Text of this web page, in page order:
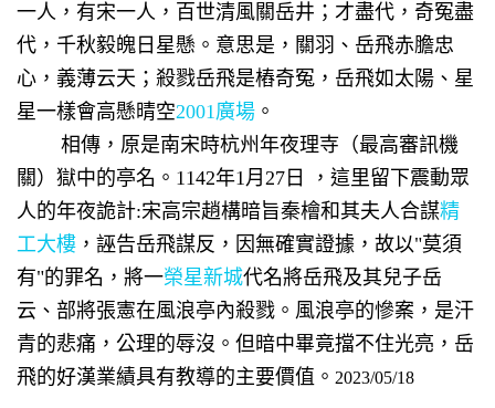
一人，有宋一人，百世清風關岳井；才盡代，奇冤盡
代，千秋毅魄日星懸。意思是，關羽、岳飛赤膽忠
心，義薄云天；殺戮岳飛是樁奇冤，岳飛如太陽、星
星一樣會高懸晴空2001廣場 。
相傳，原是南宋時杭州年夜理寺（最高審訊機
關）獄中的亭名。1142年1月27日 ，這里留下震動眾
人的年夜詭計:宋高宗趙構暗旨秦檜和其夫人合謀精
工大樓 ，誣告岳飛謀反，因無確實證據，故以"莫須
有"的罪名，將一榮星新城代名將岳飛及其兒子岳
云、部將張憲在風浪亭內殺戮。風浪亭的慘案，是汗
青的悲痛，公理的辱沒。但暗中畢竟擋不住光亮，岳
飛的好漢業績具有教導的主要價值。 2023/05/18